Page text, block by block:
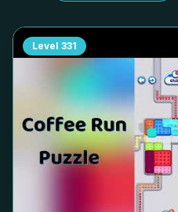
Level 331